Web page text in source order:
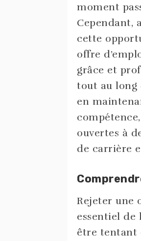
moment
Cependant,
cette
offre
grâce et
tout au long
en
ouvertes à
de carrière
Rejeter une
essentiel de
être tentant